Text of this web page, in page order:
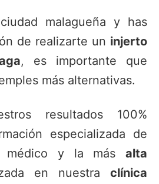
malagueña y has
de realizarte un injerto
, es importante que
más alternativas.
resultados 100%
especializada de
médico y la más alta
en nuestra clínica